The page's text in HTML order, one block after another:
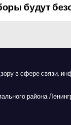
будут
в сфере связи,
района